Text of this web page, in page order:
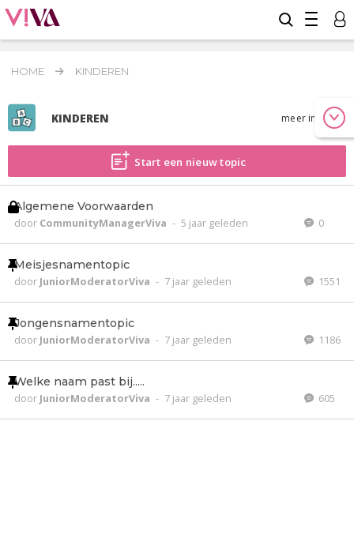
HOME KINDEREN
KINDEREN meer info
Start een nieuw topic
Algemene Voorwaarden
door CommunityManagerViva - 5 jaar geleden 0
Meisjesnamentopic
door JuniorModeratorViva - 7 jaar geleden 1551
Jongensnamentopic
door JuniorModeratorViva - 7 jaar geleden 1186
Welke naam past bij.....
door JuniorModeratorViva - 7 jaar geleden 605